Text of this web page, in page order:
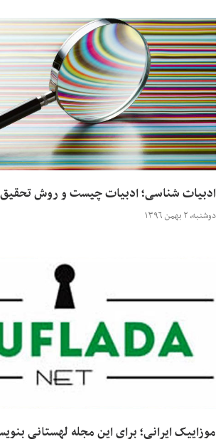
ادبیات شناسی؛ ادبیات چیست و روش
دوشنبه، ۲ بهمن ۱۳۹۶
موزاییک ایرانی؛ برای این مجله لهستانی